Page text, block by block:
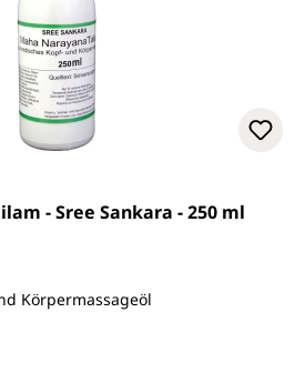
von 5 von 5 Sternen
- Sree Sankara - 250 ml
Körpermassageöl